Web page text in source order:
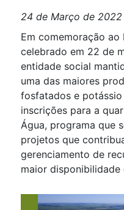
24 de Março de 2022
Em comemoração ao
celebrado em 22 de
entidade social
uma das maiores
fosfatados e
inscrições para a
Água, programa que
projetos que
gerenciamento de
maior disponibilidade